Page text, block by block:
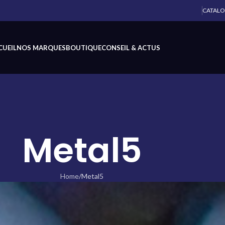
NOS MARQUESBOUTIQUECONSEIL & ACTUS
Metal5
Home Metal5